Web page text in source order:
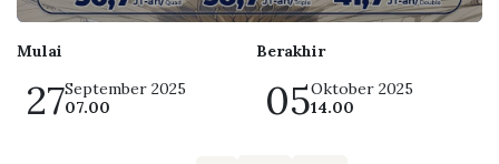
Mulai
27September 2025
07.00
Berakhir
05Oktober 2025
14.00